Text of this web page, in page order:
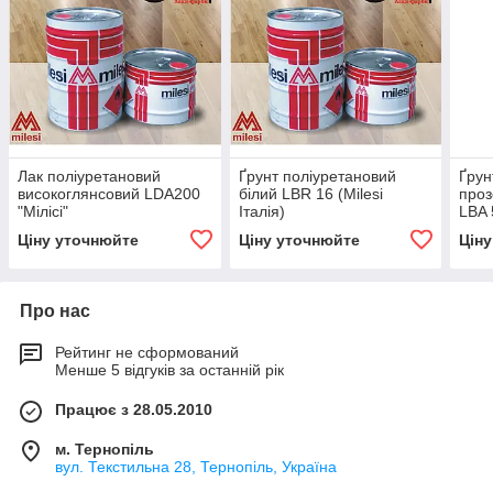
Лак поліуретановий
високоглянсовий LDA200
"Мілісі"
Ціну уточнюйте
Ґрунт поліуретановий
білий LBR 16 (Milesi
Італія)
Ціну уточнюйте
LBA
Про нас
Рейтинг не сформований
Менше 5 відгуків за останній рік
Працює з 28.05.2010
м. Тернопіль
вул. Текстильна 28, Тернопіль, Україна